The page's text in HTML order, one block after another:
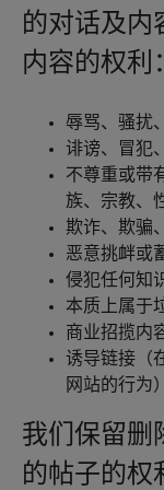
的对话及内
内容的权利
辱骂、骚扰
诽谤、冒犯
不尊重或带
族、宗教、
欺诈、欺骗
恶意挑衅或
侵犯任何知
本质上属于
商业招揽内
诱导链接（
网站的行为）
我们保留删
的帖子的权